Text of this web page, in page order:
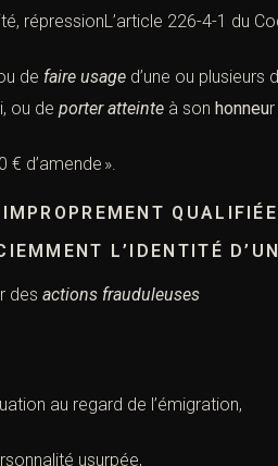
répressionL’article 226-4-1 du
de faire usage d’une ou
i, ou de porter atteinte à son honneu
d’amende ».
L’IDENTITÉ
des actions frauduleuses
au regard de l’émigration,
usurpée,